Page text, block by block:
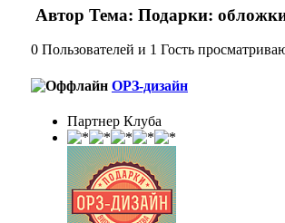
Автор Тема: Подарки:
0 Пользователей и 1 Гость
ОРЗ-дизайн
Партнер Клуба